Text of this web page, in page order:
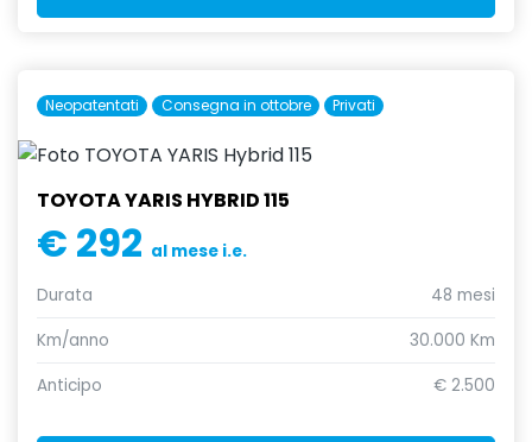
Neopatentati Consegna in ottobre Privati
TOYOTA YARIS HYBRID 115
€ 292 al mese i.e.
Durata
48 mesi
Km/anno
30.000 Km
Anticipo
€ 2.500